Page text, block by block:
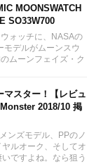
MOONSWATCH
SO33W700
ォッチに、NASAの
モデルがムーンスウ
ムーンフェイズ・ク
マスター！【レビュ
2018/10 掲
ンズモデル、PPのノ
ルオーク、そしてオ
ですよね。なら狙う